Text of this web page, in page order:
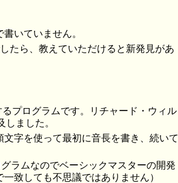
いていません。
たら、教えていただけると新発見があ
プログラムです。リチャード・ウィル
しました。
字を使って最初に音長を書き、続いて
ラムなのでベーシックマスターの開発
致しても不思議ではありません）